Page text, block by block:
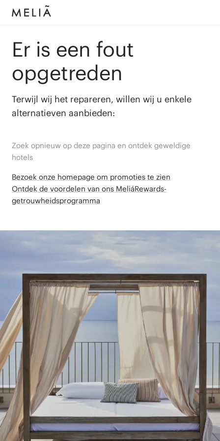
Er is een fout
opgetreden
Terwijl wij het repareren, willen wij u enkele
alternatieven aanbieden:
Zoek opnieuw op deze pagina en ontdek geweldige
hotels
Bezoek onze homepage om promoties te zien
Ontdek de voordelen van ons MeliáRewards-
getrouwheidsprogramma